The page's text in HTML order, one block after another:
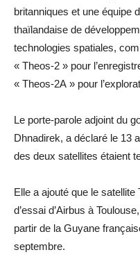
britanniques et une équipe
thaïlandaise de
technologies spatiales,
« Theos-2 » pour
« Theos-2A » pour
Le porte-parole adjoint du
Dhnadirek, a déclaré le 13
des deux satellites étaient
Elle a ajouté que le
d’essai d’Airbus à
partir de la Guyane
septembre.